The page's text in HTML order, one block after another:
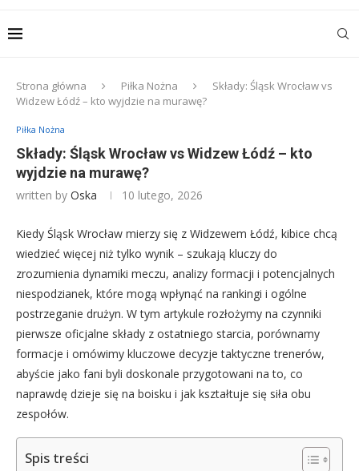
Strona główna Piłka Nożna
Składy: Śląsk Wrocław vs
Widzew Łódź – kto wyjdzie na murawę?
Piłka Nożna
Składy: Śląsk Wrocław vs Widzew Łódź – kto
wyjdzie na murawę?
written by Oska 10 lutego, 2026
Kiedy Śląsk Wrocław mierzy się z Widzewem Łódź, kibice chcą
wiedzieć więcej niż tylko wynik – szukają kluczy do
zrozumienia dynamiki meczu, analizy formacji i potencjalnych
niespodzianek, które mogą wpłynąć na rankingi i ogólne
postrzeganie drużyn. W tym artykule rozłożymy na czynniki
pierwsze oficjalne składy z ostatniego starcia, porównamy
formacje i omówimy kluczowe decyzje taktyczne trenerów,
abyście jako fani byli doskonale przygotowani na to, co
naprawdę dzieje się na boisku i jak kształtuje się siła obu
zespołów.
Spis treści